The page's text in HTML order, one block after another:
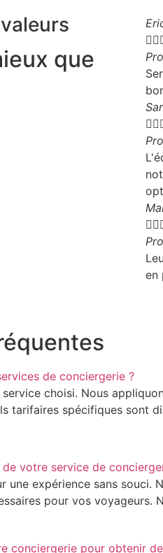
que



en
de conciergerie ?
choisi. Nous
tarifaires spécifiques sont
votre service de
une expérience sans
pour vos
conciergerie pour obtenir